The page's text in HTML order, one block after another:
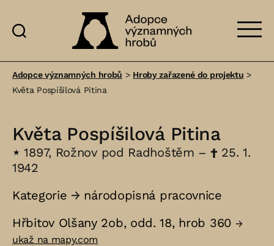
významných
Adopce významných hrobů > Hroby zařazené do projektu >
Květa Pospíšilová Pitina
Květa Pospíšilová Pitina
⋆ 1897, Rožnov pod Radhoštěm – †25. 1.
1942
Kategorie → národopisná pracovnice
Hřbitov Olšany 2ob, odd. 18, hrob 360 →
ukaž na mapy.com